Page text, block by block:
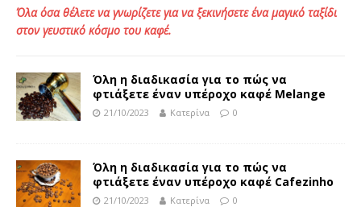
Όλα όσα θέλετε να γνωρίζετε για να ξεκινήσετε ένα μαγικό ταξίδι
στον γευστικό κόσμο του καφέ.
Όλη η διαδικασία για το πώς να
φτιάξετε έναν υπέροχο καφέ Melange
21/10/2023 Κατερίνα 0
Όλη η διαδικασία για το πώς να
φτιάξετε έναν υπέροχο καφέ Cafezinho
21/10/2023 Κατερίνα 0